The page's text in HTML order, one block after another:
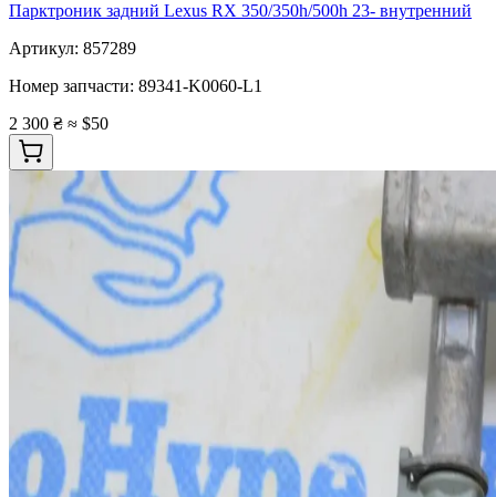
Парктроник задний Lexus RX 350/350h/500h 23- внутренний
Артикул: 857289
Номер запчасти: 89341-K0060-L1
2 300 ₴ ≈ $50